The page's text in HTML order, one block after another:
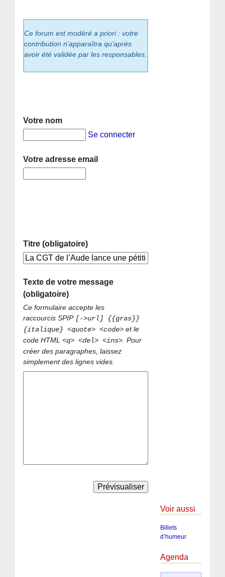
Ce forum est modéré a priori : votre
contribution n’apparaîtra qu’après
avoir été validée par les responsables.
Votre nom
Se connecter
Votre adresse email
Titre (obligatoire)
Texte de votre message
(obligatoire)
Ce formulaire accepte les
raccourcis SPIP [->url] {{gras}}
{italique} <quote> <code> et le
code HTML<q> <del> <ins>. Pour
créer des paragraphes, laissez
simplement des lignes vides.
Voir aussi
Billets
d’humeur
Agenda